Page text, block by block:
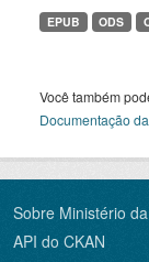
EPUB ODS
Você também
Documentação
Sobre Ministério
API do CKAN